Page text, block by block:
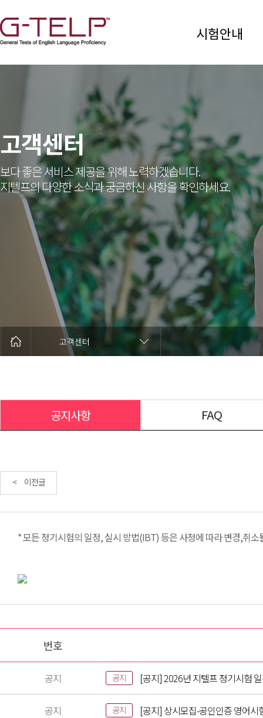
시험안내
고객센터
보다 좋은 서비스 제공을 위해 노력하겠습니다.
지텔프의 다양한 소식과 궁금하신 사항을 확인하세요.
고객센터
공지사항 FAQ
< 이전글
* 모든 정기시험의 일정, 실시 방법(IBT) 등은 사정에 따라 변경,취소
번호
공지 공지 [공지] 2026년 지텔프 정기시험
공지 공지 [공지] 상시모집-공인인증 영어시